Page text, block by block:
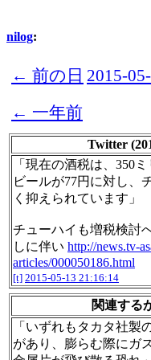
nilog:
← 前の日 2015-
← 一年前
Twitter
「現在の酒税は、350
ビールが77円に対し、
く抑えられています」
チューハイも増税検討
しに伴い http://news.tv-
articles/000050186.html
[t] 2015-05-13 21:16:14
関連する
「いずれもタカタ社製
があり、膨らむ際にガ